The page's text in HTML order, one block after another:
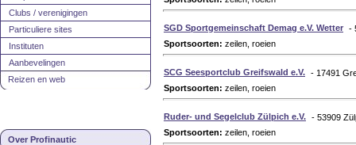
Clubs / verenigingen
Particuliere sites
Instituten
Aanbevelingen
Reizen en web
Over Profinautic
SGD Sportgemeinschaft Demag e.V. Wetter -
Sportsoorten: zeilen, roeien
SCG Seesportclub Greifswald e.V. - 17491
Sportsoorten: zeilen, roeien
Ruder- und Segelclub Zülpich e.V. - 53909
Sportsoorten: zeilen, roeien